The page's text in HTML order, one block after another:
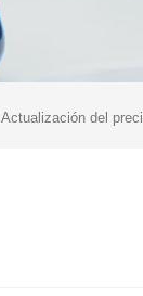
Actualización del